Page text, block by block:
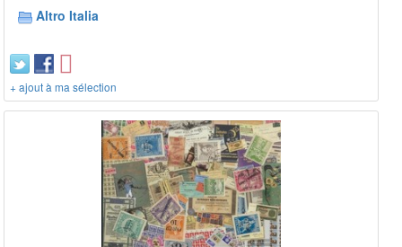
Altro Italia
+ ajout à ma sélection